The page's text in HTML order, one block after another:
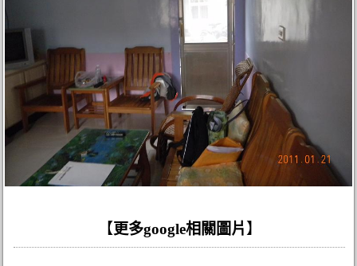
【更多google相關圖片 】